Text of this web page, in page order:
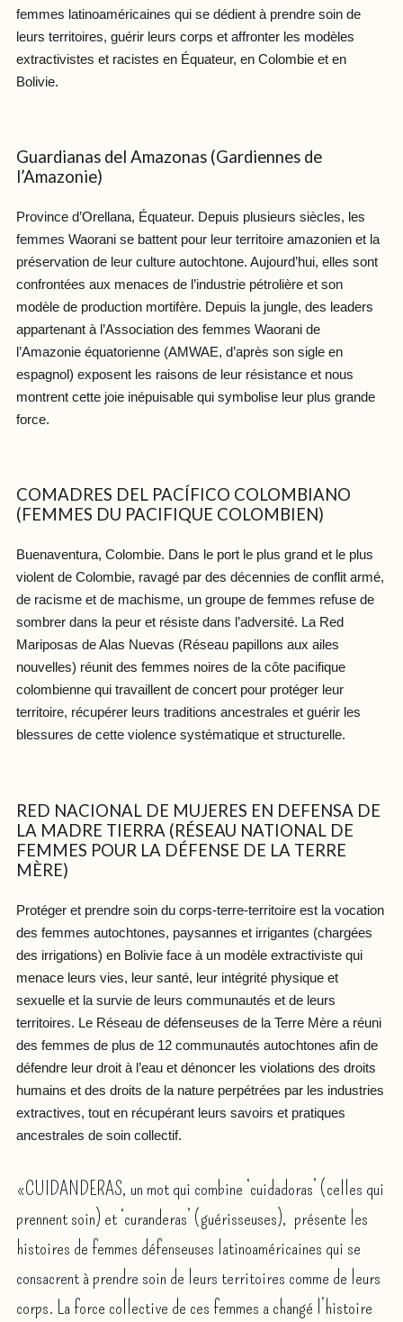
femmes latinoaméricaines qui se dédient à prendre soin de
leurs territoires, guérir leurs corps et affronter les modèles
extractivistes et racistes en Équateur, en Colombie et en
Bolivie.
Guardianas del Amazonas (Gardiennes de
l’Amazonie)
Province d’Orellana, Équateur. Depuis plusieurs siècles, les
femmes Waorani se battent pour leur territoire amazonien et la
préservation de leur culture autochtone. Aujourd’hui, elles sont
confrontées aux menaces de l’industrie pétrolière et son
modèle de production mortifère. Depuis la jungle, des leaders
appartenant à l’Association des femmes Waorani de
l’Amazonie équatorienne (AMWAE, d’après son sigle en
espagnol) exposent les raisons de leur résistance et nous
montrent cette joie inépuisable qui symbolise leur plus grande
force.
COMADRES DEL PACÍFICO COLOMBIANO
(FEMMES DU PACIFIQUE COLOMBIEN)
Buenaventura, Colombie. Dans le port le plus grand et le plus
violent de Colombie, ravagé par des décennies de conflit armé,
de racisme et de machisme, un groupe de femmes refuse de
sombrer dans la peur et résiste dans l’adversité. La Red
Mariposas de Alas Nuevas (Réseau papillons aux ailes
nouvelles) réunit des femmes noires de la côte pacifique
colombienne qui travaillent de concert pour protéger leur
territoire, récupérer leurs traditions ancestrales et guérir les
blessures de cette violence systématique et structurelle.
RED NACIONAL DE MUJERES EN DEFENSA DE
LA MADRE TIERRA (RÉSEAU NATIONAL DE
FEMMES POUR LA DÉFENSE DE LA TERRE
MÈRE)
Protéger et prendre soin du corps-terre-territoire est la vocation
des femmes autochtones, paysannes et irrigantes (chargées
des irrigations) en Bolivie face à un modèle extractiviste qui
menace leurs vies, leur santé, leur intégrité physique et
sexuelle et la survie de leurs communautés et de leurs
territoires. Le Réseau de défenseuses de la Terre Mère a réuni
des femmes de plus de 12 communautés autochtones afin de
défendre leur droit à l’eau et dénoncer les violations des droits
humains et des droits de la nature perpétrées par les industries
extractives, tout en récupérant leurs savoirs et pratiques
ancestrales de soin collectif.
«CUIDANDERAS, un mot qui combine ‘cuidadoras’ (celles qui
prennent soin) et ‘curanderas’ (guérisseuses), présente les
histoires de femmes défenseuses latinoaméricaines qui se
consacrent à prendre soin de leurs territoires comme de leurs
corps. La force collective de ces femmes a changé l’histoire